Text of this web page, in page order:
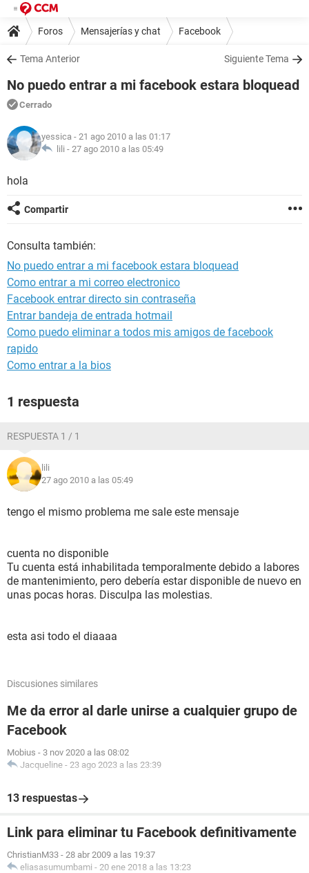
Foros Mensajerías y chat Facebook
Tema Anterior Siguiente Tema
No puedo entrar a mi facebook estara bloquead
Cerrado
yessica - 21 ago 2010 a las 01:17
lili - 27 ago 2010 a las 05:49
hola
Compartir
Consulta también:
No puedo entrar a mi facebook estara bloquead
Como entrar a mi correo electronico
Facebook entrar directo sin contraseña
Entrar bandeja de entrada hotmail
Como puedo eliminar a todos mis amigos de facebook
rapido
Como entrar a la bios
1 respuesta
RESPUESTA 1 / 1
lili
27 ago 2010 a las 05:49
tengo el mismo problema me sale este mensaje
cuenta no disponible
Tu cuenta está inhabilitada temporalmente debido a labores
de mantenimiento, pero debería estar disponible de nuevo en
unas pocas horas. Disculpa las molestias.
esta asi todo el diaaaa
Discusiones similares
Me da error al darle unirse a cualquier grupo de
Facebook
Mobius - 3 nov 2020 a las 08:02
Jacqueline - 23 ago 2023 a las 23:39
13 respuestas
Link para eliminar tu Facebook definitivamente
ChristianM33 - 28 abr 2009 a las 19:37
eliasasumumbami - 20 ene 2018 a las 13:23